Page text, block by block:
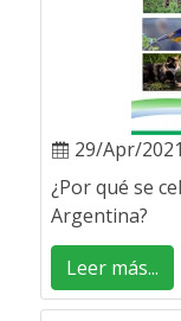
29/Apr/2021
¿Por qué se
Argentina?
Leer más...